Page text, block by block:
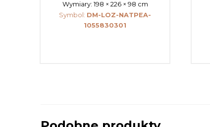
Wymiary: 198 × 226 × 98 cm
Symbol: DM-LOZ-NATPEA-
1055830301